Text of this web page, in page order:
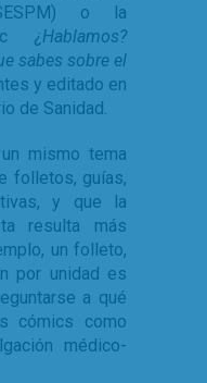
o la
¿Hablamos?
sabes sobre el
y editado en
de Sanidad.
mismo tema
folletos, guías,
y que la
resulta más
un folleto,
por unidad es
a qué
cómics como
médico-